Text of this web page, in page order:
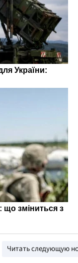
Читать следующую